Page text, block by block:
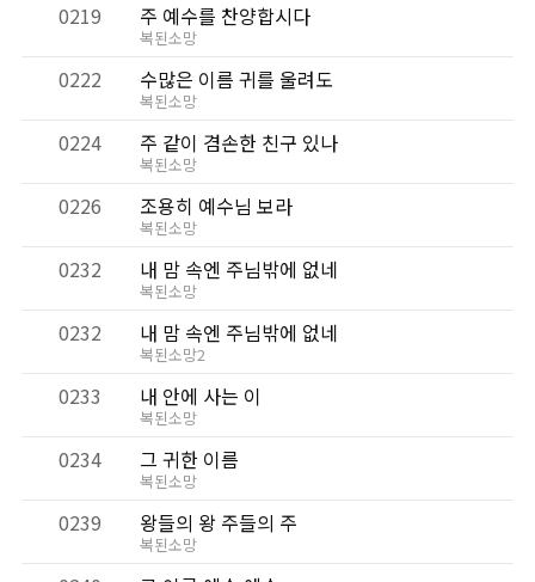
0219 주 예수를 찬양합시다
복된소망
0222 수많은 이름 귀를 울려도
복된소망
0224 주 같이 겸손한 친구 있나
복된소망
0226 조용히 예수님 보라
복된소망
0232 내 맘 속엔 주님밖에 없네
복된소망
0232 내 맘 속엔 주님밖에 없네
복된소망2
0233 내 안에 사는 이
복된소망
0234 그 귀한 이름
복된소망
0239 왕들의 왕 주들의 주
복된소망